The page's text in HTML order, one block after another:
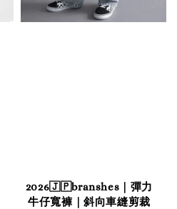
2026🇯🇵branshes｜彈力
牛仔寬褲｜斜向車縫剪裁